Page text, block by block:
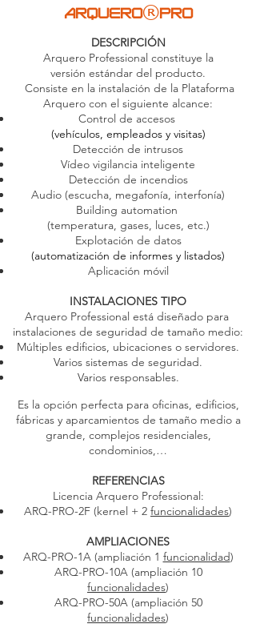
ARQUERO®PRO
DESCRIPCIÓN
Arquero Professional constituye la
versión estándar del producto.
Consiste en la instalación de la Plataforma
Arquero con el siguiente alcance:
Control de accesos
(vehículos, empleados y visitas)
Detección de intrusos
Vídeo vigilancia inteligente
Detección de incendios
Audio (escucha, megafonía, interfonía)
Building automation
(temperatura, gases, luces, etc.)
Explotación de datos
(automatización de informes y listados)
Aplicación móvil
INSTALACIONES TIPO
Arquero Professional está diseñado para
instalaciones de seguridad de tamaño medio:
Múltiples edificios, ubicaciones o servidores.
Varios sistemas de seguridad.
Varios responsables.
Es la opción perfecta para oficinas, edificios,
fábricas y aparcamientos de tamaño medio a
grande, complejos residenciales,
condominios,…
REFERENCIAS
Licencia Arquero Professional:
ARQ-PRO-2F (kernel + 2 funcionalidades)
AMPLIACIONES
ARQ-PRO-1A (ampliación 1 funcionalidad)
ARQ-PRO-10A (ampliación 10
funcionalidades)
ARQ-PRO-50A (ampliación 50
funcionalidades)